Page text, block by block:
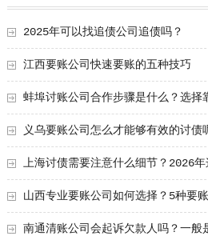
2025年可以找追债公司追债吗？
江西要账公司快速要账的五种技巧
蚌埠讨账公司合作步骤是什么？选择
照这些步骤没错！
义乌要账公司怎么才能够有效的讨债
速成功的秘籍！
上海讨债需要注意什么细节？2026
多了解！
山西专业要账公司如何选择？5种要账
南通清账公司会起诉欠款人吗？一般